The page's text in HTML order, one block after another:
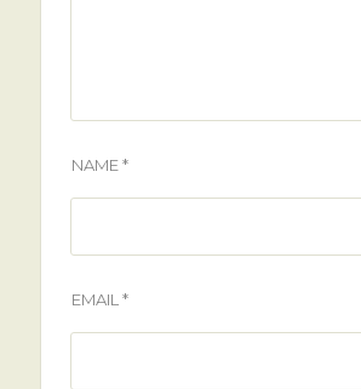
NAME *
EMAIL *